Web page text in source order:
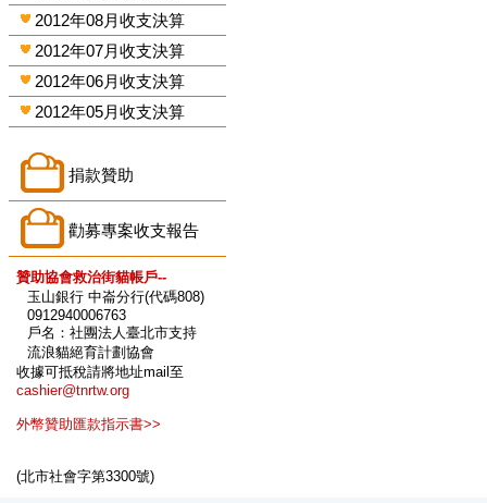
2012年08月收支決算
2012年07月收支決算
2012年06月收支決算
2012年05月收支決算
捐款贊助
勸募專案收支報告
贊助協會救治街貓帳戶--
玉山銀行 中崙分行(代碼808)
0912940006763
戶名：社團法人臺北市支持
流浪貓絕育計劃協會
收據可抵稅請將地址mail至
cashier@tnrtw.org
外幣贊助匯款指示書>>
(北市社會字第3300號)